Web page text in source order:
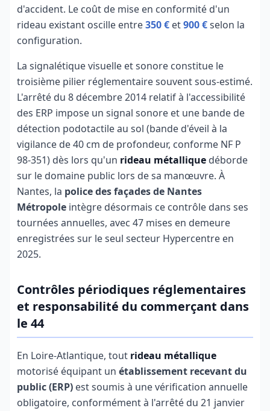
d'accident. Le coût de mise en conformité d'un
rideau existant oscille entre350 € et900 €selon la
configuration.
La signalétique visuelle et sonore constitue le
troisième pilier réglementaire souvent sous-estimé.
L'arrêté du 8 décembre 2014 relatif à l'accessibilité
des ERP impose un signal sonore et une bande de
détection podotactile au sol (bande d'éveil à la
vigilance de 40 cm de profondeur, conforme NF P
98-351) dès lors qu'un rideau métallique déborde
sur le domaine public lors de sa manœuvre. À
Nantes, la police des façades de Nantes
Métropole intègre désormais ce contrôle dans ses
tournées annuelles, avec 47 mises en demeure
enregistrées sur le seul secteur Hypercentre en
2025.
Contrôles périodiques réglementaires
et responsabilité du commerçant dans
le 44
En Loire-Atlantique, tout rideau métallique
motorisé équipant un établissement recevant du
public (ERP) est soumis à une vérification annuelle
obligatoire, conformément à l'arrêté du 21 janvier